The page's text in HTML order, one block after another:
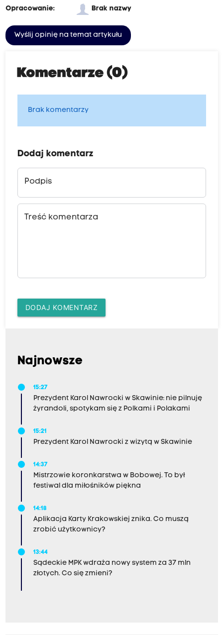
Opracowanie: Brak nazwy
Wyślij opinię na temat artykułu
Komentarze (0)
Brak komentarzy
Dodaj komentarz
Podpis
Treść komentarza
DODAJ KOMENTARZ
Najnowsze
15:27
Prezydent Karol Nawrocki w Skawinie: nie pilnuję
żyrandoli, spotykam się z Polkami i Polakami
15:21
Prezydent Karol Nawrocki z wizytą w Skawinie
14:37
Mistrzowie koronkarstwa w Bobowej. To był
festiwal dla miłośników piękna
14:18
Aplikacja Karty Krakowskiej znika. Co muszą
zrobić użytkownicy?
13:44
Sądeckie MPK wdraża nowy system za 37 mln
złotych. Co się zmieni?